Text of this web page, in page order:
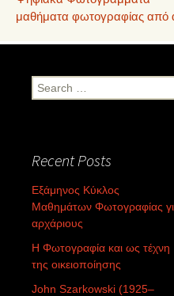
μαθήματα φωτογραφίας από
Search
for:
Recent Posts
Εξάμηνος Κύκλος
Μαθημάτων Φωτογραφίας
αρχάριους
Η Φωτογραφία και ως τέχνη
της οικειοποίησης
John Szarkowski (1925–